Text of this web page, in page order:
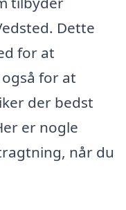
Dette
for at
for at
der bedst
er nogle
når du